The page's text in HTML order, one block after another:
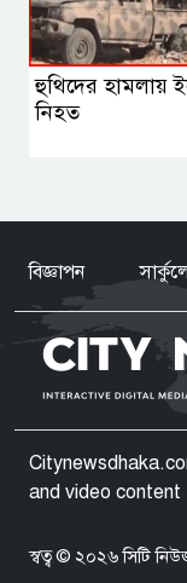
হুথিদের হামলায়
নিহত
বিজ্ঞাপন
and video
স্বত্ব © ২০২৬ সিটি